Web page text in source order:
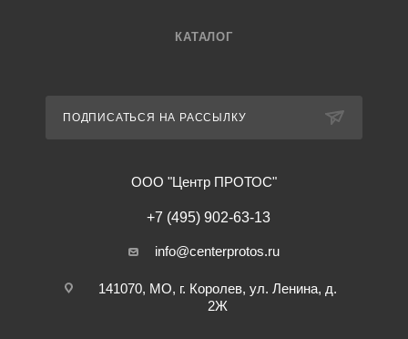
КАТАЛОГ
ПОДПИСАТЬСЯ НА РАССЫЛКУ
ООО "Центр ПРОТОС"
+7 (495) 902-63-13
info@centerprotos.ru
141070, МО, г. Королев, ул. Ленина, д.
2Ж